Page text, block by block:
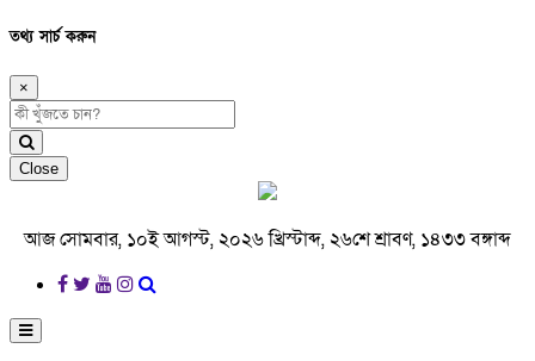
তথ্য সার্চ করুন
×
Close
আজ সোমবার, ১০ই আগস্ট, ২০২৬ খ্রিস্টাব্দ, ২৬শে শ্রাবণ, ১৪৩৩ বঙ্গাব্দ